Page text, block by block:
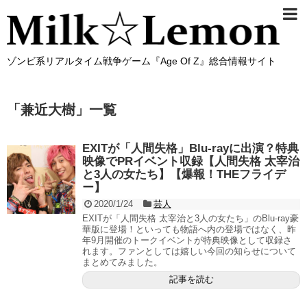
ゾンビ系リアルタイム戦争ゲーム『Age Of Z』総合情報サイト
「 兼近大樹」 一覧
EXITが「人間失格」Blu-rayに出演？特典
映像でPRイベント収録【人間失格 太宰治
と3人の女たち】【爆報！THEフライデ
ー】
2020/1/24
芸人
EXITが「人間失格 太宰治と3人の女たち」のBlu-ray豪
華版に登場！といっても物語へ内の登場ではなく、昨
年9月開催のトークイベントが特典映像として収録さ
れます。ファンとしては嬉しい今回の知らせについて
まとめてみました。
記事を読む